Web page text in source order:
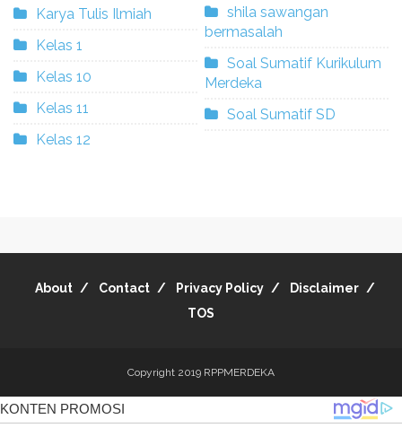
Karya Tulis Ilmiah
Kelas 1
Kelas 10
Kelas 11
Kelas 12
shila sawangan
bermasalah
Soal Sumatif Kurikulum
Merdeka
Soal Sumatif SD
About Contact Privacy Policy
Disclaimer
TOS
Copyright 2019 RPPMERDEKA